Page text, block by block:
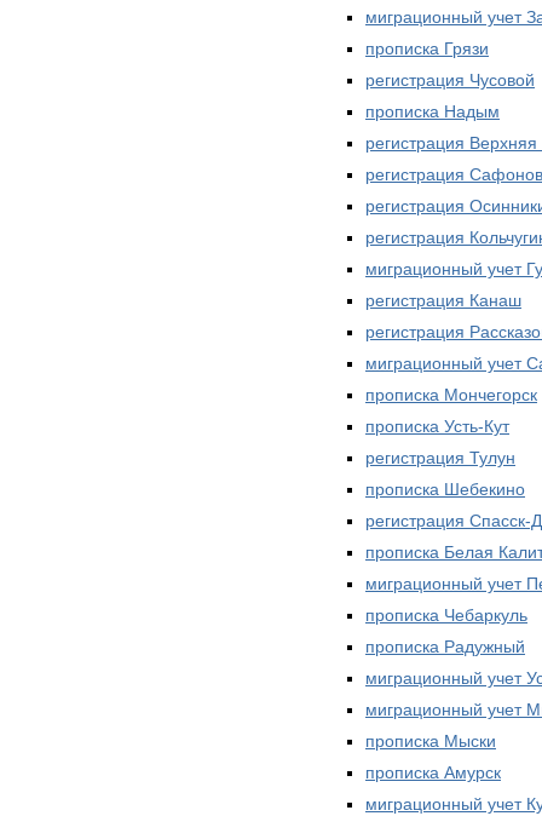
миграционный учет
прописка Грязи
регистрация Чусовой
прописка Надым
регистрация
регистрация
регистрация
регистрация
миграционный учет
регистрация Канаш
регистрация
миграционный учет
прописка Мончегорск
прописка Усть-Кут
регистрация Тулун
прописка Шебекино
регистрация Спасск-
прописка Белая
миграционный учет
прописка Чебаркуль
прописка Радужный
миграционный учет
миграционный учет
прописка Мыски
прописка Амурск
миграционный учет